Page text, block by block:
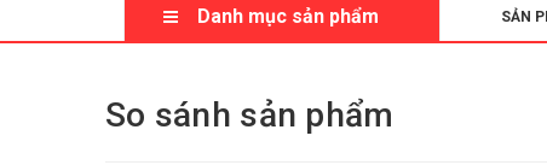
Danh mục sản phẩm SẢN
So sánh sản phẩm